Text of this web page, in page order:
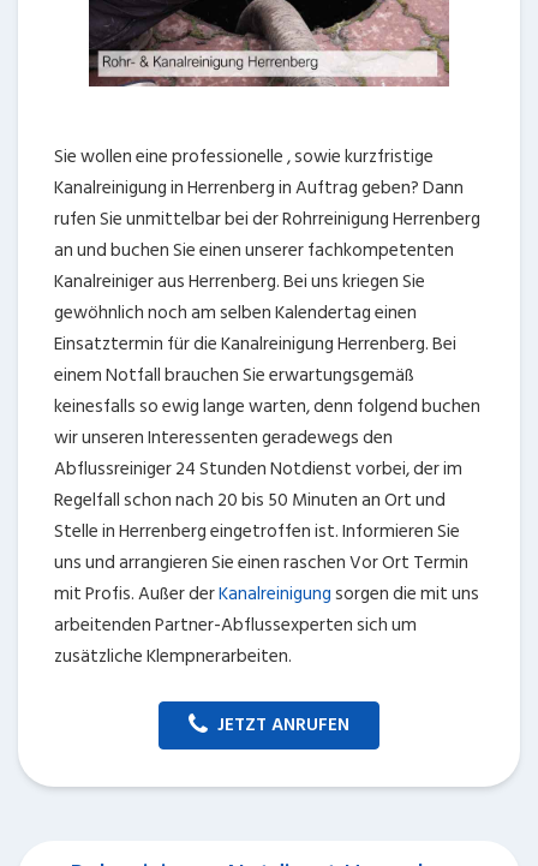
Sie wollen eine professionelle , sowie kurzfristige
Kanalreinigung in Herrenberg in Auftrag geben? Dann
rufen Sie unmittelbar bei der Rohrreinigung Herrenberg
an und buchen Sie einen unserer fachkompetenten
Kanalreiniger aus Herrenberg. Bei uns kriegen Sie
gewöhnlich noch am selben Kalendertag einen
Einsatztermin für die Kanalreinigung Herrenberg. Bei
einem Notfall brauchen Sie erwartungsgemäß
keinesfalls so ewig lange warten, denn folgend buchen
wir unseren Interessenten geradewegs den
Abflussreiniger 24 Stunden Notdienst vorbei, der im
Regelfall schon nach 20 bis 50 Minuten an Ort und
Stelle in Herrenberg eingetroffen ist. Informieren Sie
uns und arrangieren Sie einen raschen Vor Ort Termin
mit Profis. Außer derKanalreinigungsorgen die mit uns
arbeitenden Partner-Abflussexperten sich um
zusätzliche Klempnerarbeiten.
JETZT ANRUFEN